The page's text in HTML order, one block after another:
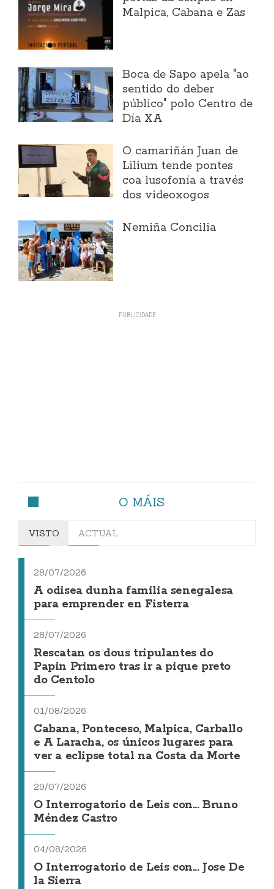
Malpica, Cabana e Zas
Boca de Sapo apela "ao
sentido do deber
público" polo Centro de
Día XA
O camariñán Juan de
Lilium tende pontes
coa lusofonía a través
dos videoxogos
Nemiña Concilia
O MÁIS
VISTO ACTUAL
28/07/2026
A odisea dunha familia senegalesa
para emprender en Fisterra
28/07/2026
Rescatan os dous tripulantes do
Papin Primero tras ir a pique preto
do Centolo
01/08/2026
Cabana, Ponteceso, Malpica, Carballo
e A Laracha, os únicos lugares para
ver a eclipse total na Costa da Morte
29/07/2026
O Interrogatorio de Leis con... Bruno
Méndez Castro
04/08/2026
O Interrogatorio de Leis con... Jose De
la Sierra